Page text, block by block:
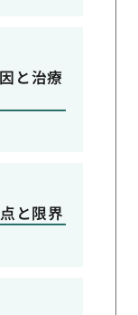
と治療
と限界